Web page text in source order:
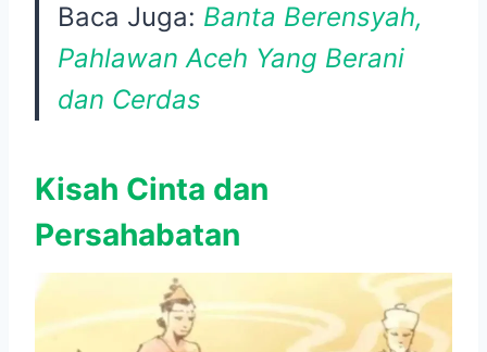
Baca Juga: Banta Berensyah,
Pahlawan Aceh Yang Berani
dan Cerdas
Kisah Cinta dan
Persahabatan